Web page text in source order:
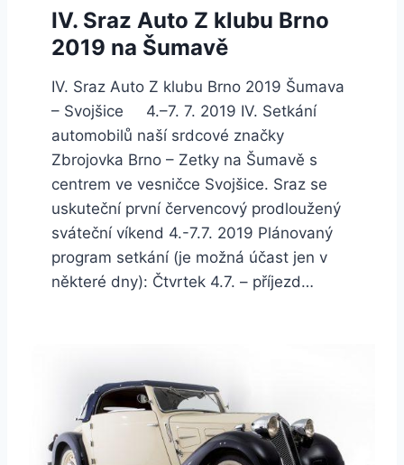
IV. Sraz Auto Z klubu Brno
2019 na Šumavě
IV. Sraz Auto Z klubu Brno 2019 Šumava
– Svojšice 4.–7. 7. 2019 IV. Setkání
automobilů naší srdcové značky
Zbrojovka Brno – Zetky na Šumavě s
centrem ve vesničce Svojšice. Sraz se
uskuteční první červencový prodloužený
sváteční víkend 4.-7.7. 2019 Plánovaný
program setkání (je možná účast jen v
některé dny): Čtvrtek 4.7. – příjezd…